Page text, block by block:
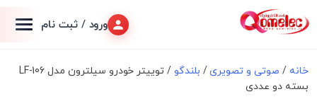
ورود / ثبت نام
خانه / صوتی و تصویری/ بلندگو
/ توییتر خودرو سیلترون مدل LF-106
بسته دو عددی